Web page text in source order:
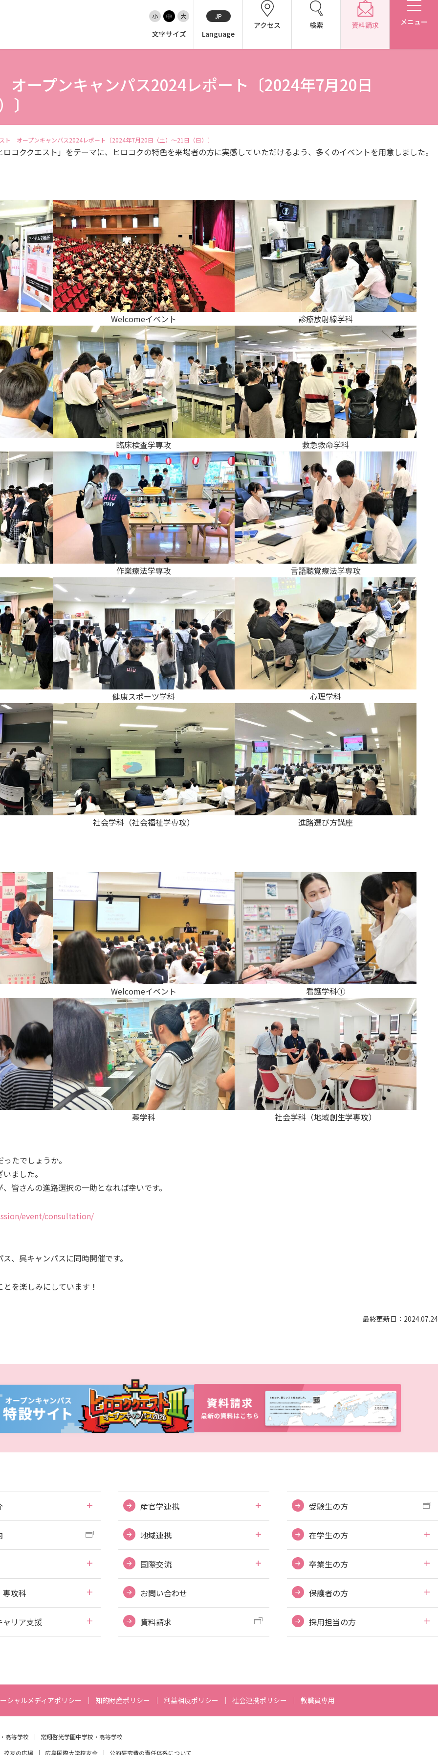
メニュー
大学紹介
アドミッション・ポリシー（2024～2026年度入学生）
カリキュラム・ポリシー（2024年度以降入学生）
カリキュラム・ポリシー（2023年度入学生）
カリキュラム・ポリシー（2020～2022年度入学生）
カリキュラム・ポリシー（2016～2019年度保健医療・総合リハ・医療福祉・医療経営・看護）
カリキュラム・ポリシー（2016～2019年度心理・薬・医療栄養）
カリキュラム・ポリシー（2015年度以前入学生）
カリキュラム・ポリシー（大学院対象）
ディプロマ・ポリシー（2024年度入学生）
ディプロマ・ポリシー（2020～2023年度入学生）
ディプロマ・ポリシー（2016～2019年度入学生）
ディプロマ・ポリシー（2015年度以前入学生）
大学院ディプロマ・ポリシー（2024年度入学生）
大学院ディプロマ・ポリシー（2021～2023年度入学生）
大学院ディプロマ・ポリシー（2020年度以前入学生）
大学機関別認証評価
薬学部薬学科の自己点検・評価について
理学療法士・作業療法士教員資格及び教育内容等の自己評価書
大学院実践臨床心理学専攻 自己点検・評価報告書
大学院薬学研究科 自己点検・評価報告書
別表第1・第2 様式第1・第2
東広島キャンパス
呉キャンパス
基盤教育センターでの教育活動・概要
講座のご案内
広国ドリル
入学予定者へのお知らせ
合格者の方へのメッセージ
入学準備学習プログラム
情報端末の必携化について
感染予防にかかる抗体価検査について
ビジュランクラウド
広国IPEとは
広国IPEの授業について
広国IPE用語集
情報端末の必携化について
ICTサポート
図書館概要
利用案内
利用案内（学外利用者）
電子ブック・電子ジャーナルなど
電子ブックをさがす
電子ジャーナルをさがす
学外からのつかいかた
看護師・保健師国家試験対策
活動とイベント
利用講習会
学生図書委員の活動
施設案内
よくある質問
学内ネットワークの概要
東広島キャンパス
呉キャンパス
学内向け専用ページ
広国ポータルサイト
広国LMS
学部
就職・キャリア支援
産官学連携
地域連携
国際交流
資料請求
検索
アクセス
Language
JP
EN（英語） CH（中国語）
文字サイズ
小 中 大
ト オープンキャンパス2024レポート〔2024年7月20日（土）～21日（日）〕
ープンキャンパス2024レポート〔2024年7月20日
コククエスト」をテーマに、ヒロコクの特色を来場者の方に実感していただけるよう、多くのイベントを用意しました。
Welcomeイベント 診療放射線学科
臨床検査学専攻 救急救命学科
作業療法学専攻 言語聴覚療法学専攻
健康スポーツ学科 心理学科
社会学科（社会福祉学専攻） 進路選び方講座
Welcomeイベント 看護学科①
薬学科 社会学科（地域創生学専攻）
たでしょうか。
ました。
皆さんの進路選択の一助となれば幸いです。
event/consultation/
、呉キャンパスに同時開催です。
を楽しみにしています！
最終更新日：2024.07.24
専攻科
ャリア支援
産官学連携
地域連携
国際交流
お問い合わせ
資料請求
受験生の方
在学生の方
卒業生の方
保護者の方
採用担当の方
シャルメディアポリシー 知的財産ポリシー 利益相反ポリシー 社会連携ポリシー 教職員専用
高等学校
常翔啓光学園中学校・高等学校
校友の広場
広島国際大学校友会 公的研究費の責任体系について